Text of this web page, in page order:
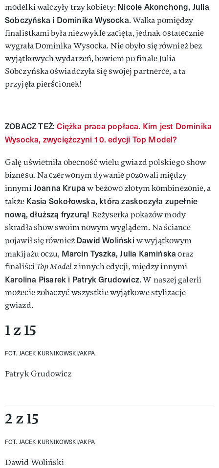
modelki walczyły trzy kobiety: Nicole Akonchong, Julia
Sobczyńska i Dominika Wysocka. Walka pomiędzy
finalistkami była niezwykle zacięta, jednak ostatecznie
wygrała Dominika Wysocka. Nie obyło się również bez
wyjątkowych wydarzeń, bowiem po finale Julia
Sobczyńska oświadczyła się swojej partnerce, a ta
przyjęła pierścionek!
ZOBACZ TEŻ:Ciężka praca popłaca. Kim jest Dominika
Wysocka, zwyciężczyni 10. edycji Top Model?
Galę uświetniła obecność wielu gwiazd polskiego show
biznesu. Na czerwonym dywanie pozowali między
innymiJoanna Krupaw beżowo złotym kombinezonie, a
także Kasia Sokołowska, która zaskoczyła zupełnie
nową, dłuższą fryzurą! Reżyserka pokazów mody
skradła show swoim nowym wyglądem. Na ściance
pojawił się równieżDawid Woliński w wyjątkowym
makijażu oczu, Marcin Tyszka, Julia Kamińskaoraz
finaliściTop Model z innych edycji, między innymi
Karolina Pisarek i Patryk Grudowicz.W naszej galerii
możecie zobaczyć wszystkie wyjątkowe stylizacje
gwiazd.
1 z 15
FOT. JACEK KURNIKOWSKI/AKPA
Patryk Grudowicz
2 z 15
FOT. JACEK KURNIKOWSKI/AKPA
Dawid Woliński